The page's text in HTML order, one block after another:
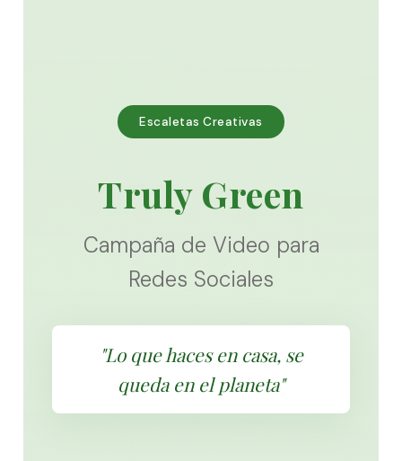
Escaletas Creativas
Truly Green
Campaña de Video para
Redes Sociales
"Lo que haces en casa, se
queda en el planeta"